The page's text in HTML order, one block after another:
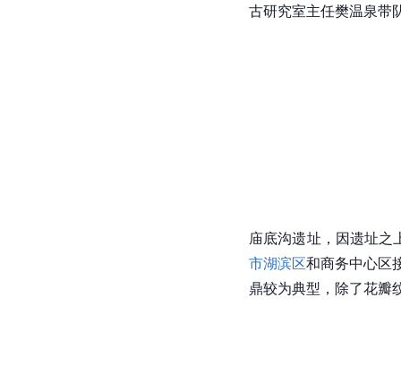
古研究室主任樊温泉带
庙底沟遗址，因遗址之
市湖滨区和商务中心区
鼎较为典型，除了花瓣